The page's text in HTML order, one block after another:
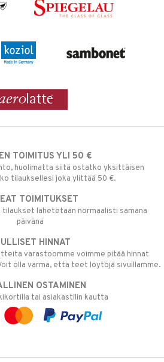
TOIMITUS YLI 50 €
huolimatta siitä ostatko yksittäisen
tilauksellesi joka ylittää 50 €.
TOIMITUKSET
tilaukset lähetetään normaalisti samana
päivänä
HINNAT
varastoomme voimme pitää hinnat
olla varma, että teet löytöjä sivuillamme.
OSTAMINEN
tai asiakastilin kautta